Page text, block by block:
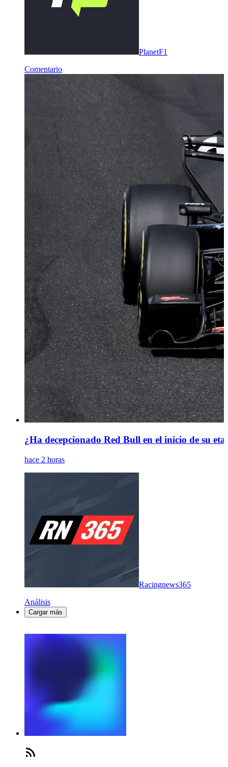
PlanetF1
Comentario
¿Ha decepcionado Red Bull en el inicio de su
hace 2 horas
Racingnews365
Análisis
Cargar más